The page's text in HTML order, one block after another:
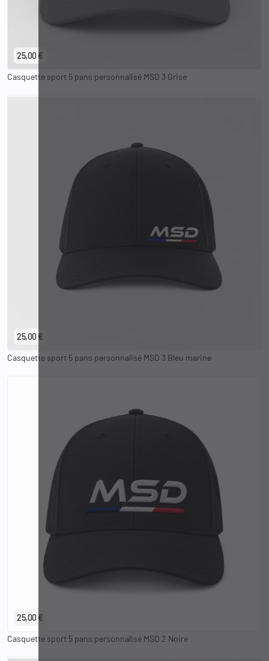
25,00 €
Casquette sport 5 pans personnalisé MSD 3 Grise
25,00 €
Casquette sport 5 pans personnalisé MSD 3 Bleu marine
25,00 €
Casquette sport 5 pans personnalisé MSD 2 Noire